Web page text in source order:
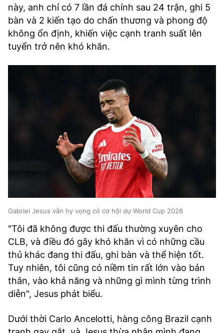
này, anh chỉ có 7 lần đá chính sau 24 trận, ghi 5
bàn và 2 kiến tạo do chấn thương và phong độ
không ổn định, khiến việc cạnh tranh suất lên
tuyển trở nên khó khăn.
Gabriel Jesus vẫn hy vọng có cơ hội dự World Cup 2026
"Tôi đã không được thi đấu thường xuyên cho
CLB, và điều đó gây khó khăn vì có những cầu
thủ khác đang thi đấu, ghi bàn và thể hiện tốt.
Tuy nhiên, tôi cũng có niềm tin rất lớn vào bản
thân, vào khả năng và những gì mình từng trình
diễn", Jesus phát biểu.
Dưới thời Carlo Ancelotti, hàng công Brazil cạnh